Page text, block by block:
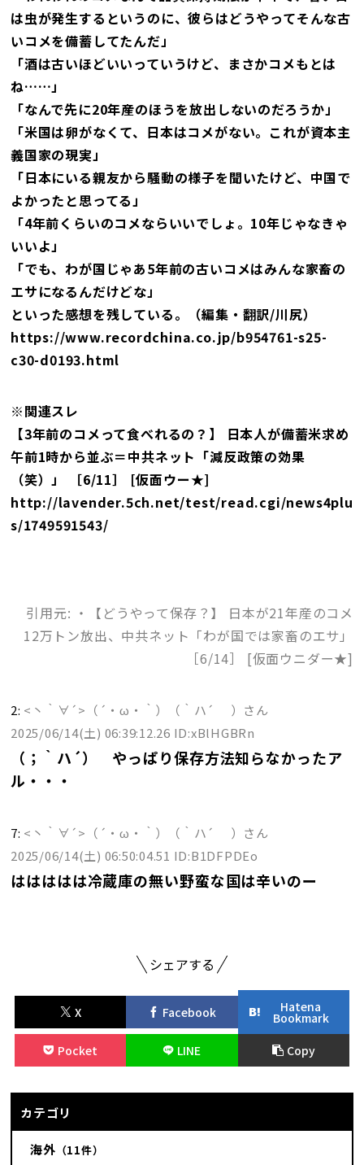
は虫が発生するというのに、彼らはどうやってそんな古
いコメを備蓄してたんだ」
「酒は古いほどいいっていうけど、まさかコメもとは
ね……」
「なんで先に20年産のほうを放出しないのだろうか」
「米国は卵がなくて、日本はコメがない。これが資本主
義国家の現実」
「日本にいる親友から騒動の様子を聞いたけど、中国で
よかったと思ってる」
「4年前くらいのコメならいいでしょ。10年じゃなきゃ
いいよ」
「でも、わが国じゃあ5年前の古いコメはみんな家畜の
エサになるんだけどな」
といった感想を残している。（編集・翻訳/川尻）
https://www.recordchina.co.jp/b954761-s25-
c30-d0193.html
※関連スレ
【3年前のコメって食べれるの？】 日本人が備蓄米求め
午前1時から並ぶ＝中共ネット「減反政策の効果
（笑）」 ［6/11］ [仮面ウー★]
http://lavender.5ch.net/test/read.cgi/news4plu
s/1749591543/
引用元: ・【どうやって保存？】 日本が21年産のコメ
12万トン放出、中共ネット「わが国では家畜のエサ」
［6/14］ [仮面ウニダー★]
2: <丶｀∀´>（´・ω・｀）（｀ハ´ ）さん
2025/06/14(土) 06:39:12.26 ID:xBlHGBRn
（；｀ハ´） やっぱり保存方法知らなかったア
ル・・・
7: <丶｀∀´>（´・ω・｀）（｀ハ´ ）さん
2025/06/14(土) 06:50:04.51 ID:B1DFPDEo
ははははは冷蔵庫の無い野蛮な国は辛いのー
シェアする
X Facebook Hatena
Bookmark
Pocket
LINE Copy
カテゴリ
海外 （11件）